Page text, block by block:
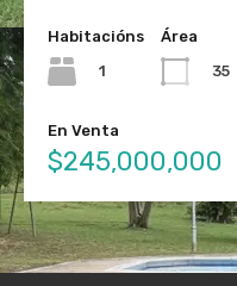
Habitacións
1
Área
35
En Venta
$245,000,000